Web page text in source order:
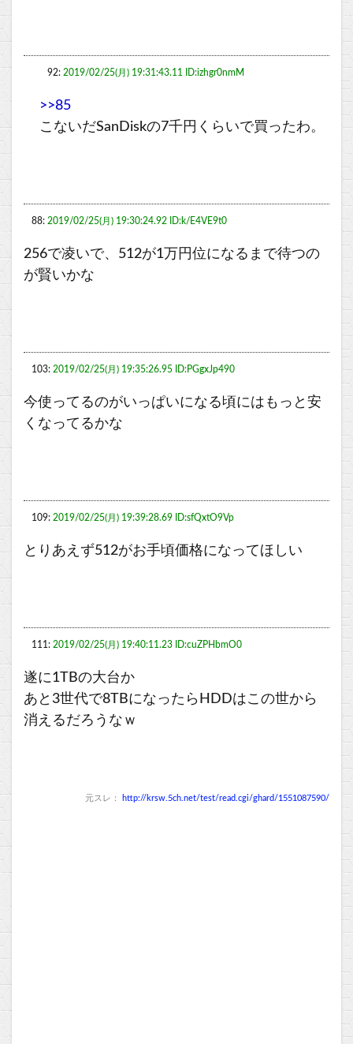
92: 2019/02/25(月) 19:31:43.11 ID:izhgr0nmM
>>85
こないだSanDiskの7千円くらいで買ったわ。
88: 2019/02/25(月) 19:30:24.92 ID:k/E4VE9t0
256で凌いで、512が1万円位になるまで待つの
が賢いかな
103: 2019/02/25(月) 19:35:26.95 ID:PGgxJp490
今使ってるのがいっぱいになる頃にはもっと安
くなってるかな
109: 2019/02/25(月) 19:39:28.69 ID:sfQxtO9Vp
とりあえず512がお手頃価格になってほしい
111: 2019/02/25(月) 19:40:11.23 ID:cuZPHbmO0
遂に1TBの大台か
あと3世代で8TBになったらHDDはこの世から
消えるだろうなｗ
元スレ： http://krsw.5ch.net/test/read.cgi/ghard/1551087590/